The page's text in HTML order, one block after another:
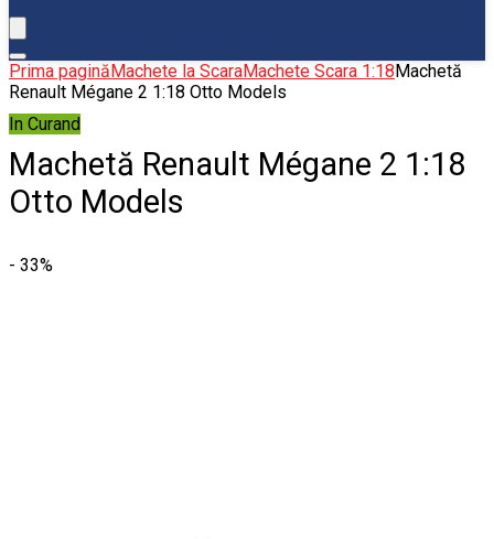
Prima paginăMachete la ScaraMachete Scara 1:18Machetă
Renault Mégane 2 1:18 Otto Models
In Curand
Machetă Renault Mégane 2 1:18
Otto Models
- 33%